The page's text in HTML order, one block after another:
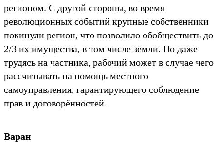
регионом. С другой стороны, во время
революционных событий крупные собственники
покинули регион, что позволило обобществить до
2/3 их имущества, в том числе земли. Но даже
трудясь на частника, рабочий может в случае чего
рассчитывать на помощь местного
самоуправления, гарантирующего соблюдение
прав и договорённостей.
Варан